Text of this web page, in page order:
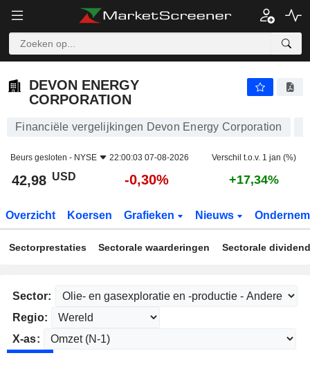
DEVON ENERGY
CORPORATION
Financiële vergelijkingen Devon Energy Corporation
Beurs gesloten - NYSE 22:00:03 07-08-2026 Verschil t.o.v. 1 jan (%)
42,98 USD -0,30% +17,34%
Overzicht Koersen Grafieken Nieuws
Sectorprestaties Sectorale waarderingen Sectorale
Sector:
Regio:
X-as: